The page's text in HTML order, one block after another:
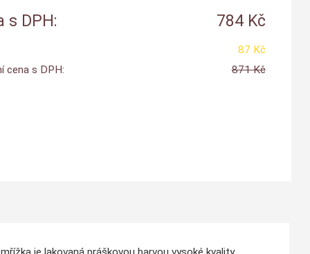
s DPH: 784 Kč
87 Kč
cena s DPH:
871 Kč